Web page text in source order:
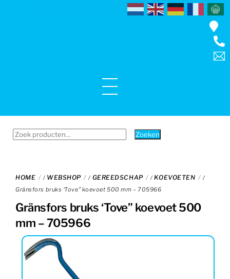
Menu
Zoeken
Zoeken
HOME / WEBSHOP / GEREEDSCHAP /KOEVOETEN
/
Gränsfors bruks ‘Tove” koevoet 500 mm – 705966
Gränsfors bruks ‘Tove” koevoet 500
mm – 705966